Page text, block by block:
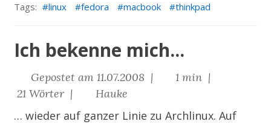
Tags: linux fedora macbook thinkpad
Ich bekenne mich...
Gepostet am 11.07.2008 |
1 min |
21 Wörter |
Hauke
… wieder auf ganzer Linie zu Archlinux. Auf